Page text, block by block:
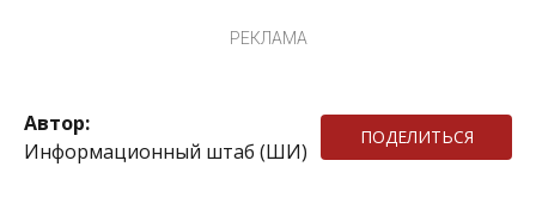
РЕКЛАМА
Автор:
Информационный штаб (ШИ)
ПОДЕЛИТЬСЯ